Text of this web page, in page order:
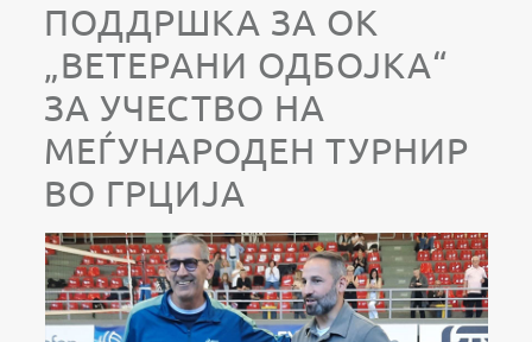
ПОДДРШКА ЗА ОК
„ВЕТЕРАНИ ОДБОЈКА“
ЗА УЧЕСТВО НА
МЕЃУНАРОДЕН ТУРНИР
ВО ГРЦИЈА